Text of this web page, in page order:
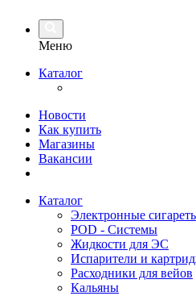
Меню
Каталог
Новости
Как купить
Магазины
Вакансии
Каталог
Электронные
POD - Системы
Жидкости для ЭС
Испарители и
Расходники для вейов
Кальяны